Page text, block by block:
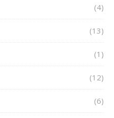
(4)
(13)
(1)
(12)
(6)